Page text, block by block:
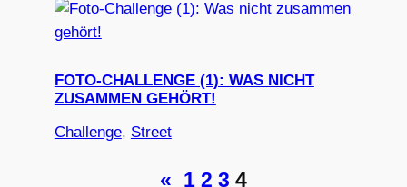
FOTO-CHALLENGE (1): WAS NICHT
ZUSAMMEN GEHÖRT!
Challenge, Street
« 1 2 3 4